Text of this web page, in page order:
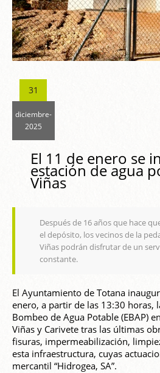
31
diciembre-
2025
El 11 de enero se
estación de agua
Viñas
Después de 16 años que hace
el depósito, los vecinos de la
Viñas podrán disfrutar de un
constante.
El Ayuntamiento de Totana
enero, a partir de las 13:30 horas,
Bombeo de Agua Potable (EBAP)
Viñas y Carivete tras las últimas
fisuras, impermeabilización,
esta infraestructura, cuyas
mercantil “Hidrogea, SA”.